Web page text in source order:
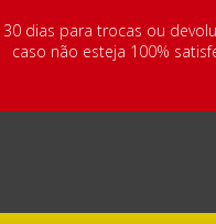
30 dias para trocas ou
caso não esteja 100%